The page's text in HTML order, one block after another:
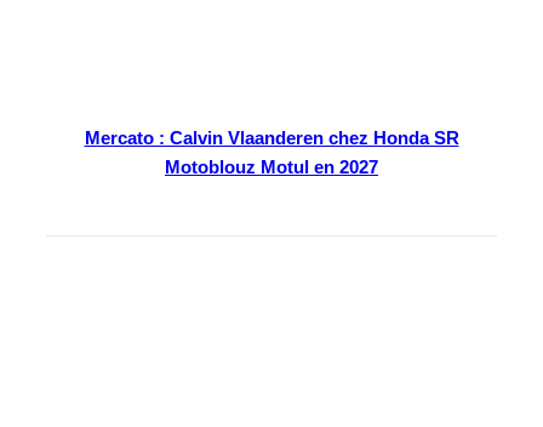
Mercato : Calvin Vlaanderen chez Honda SR
Motoblouz Motul en 2027